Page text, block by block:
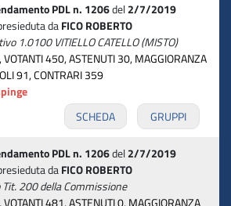
PDL n. 1206del2/7/2019
daFICO ROBERTO
1.0100 VITIELLO CATELLO (MISTO)
450, ASTENUTI 30, MAGGIORANZA
91, CONTRARI 359
SCHEDA
GRUPPI
PDL n. 1206del2/7/2019
daFICO ROBERTO
200 della Commissione
481, ASTENUTI 0, MAGGIORANZA